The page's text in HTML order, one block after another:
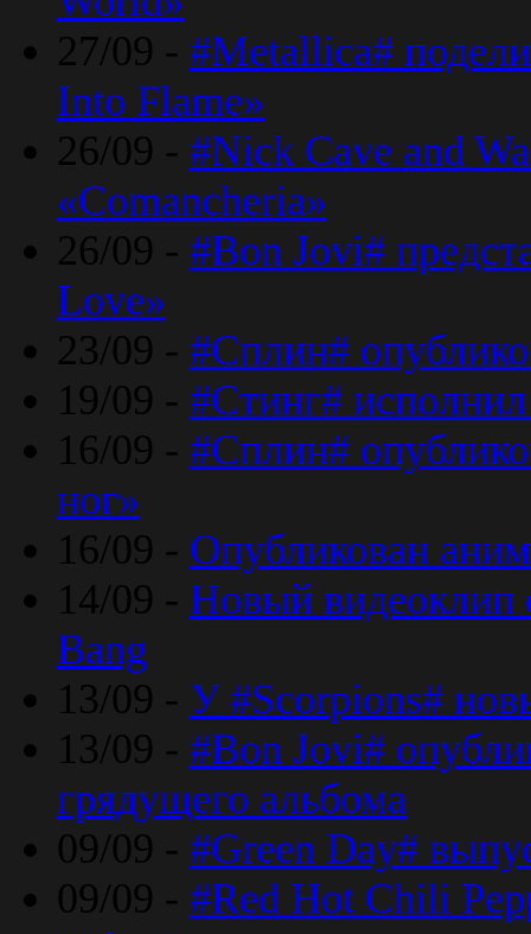
27/09 - #Metallica#
Into Flame»
26/09 - #Nick Cave and
«Comancheria»
26/09 - #Bon Jovi#
Love»
23/09 - #Сплин#
19/09 - #Стинг#
16/09 - #Сплин#
ног»
16/09 - Опубликован
14/09 - Новый видеоклип
Bang
13/09 - У #Scorpions#
13/09 - #Bon Jovi#
грядущего альбома
09/09 - #Green Day#
09/09 - #Red Hot Chili